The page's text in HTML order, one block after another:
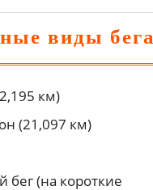
виды бега
км)
(21,097 км)
бег (на короткие